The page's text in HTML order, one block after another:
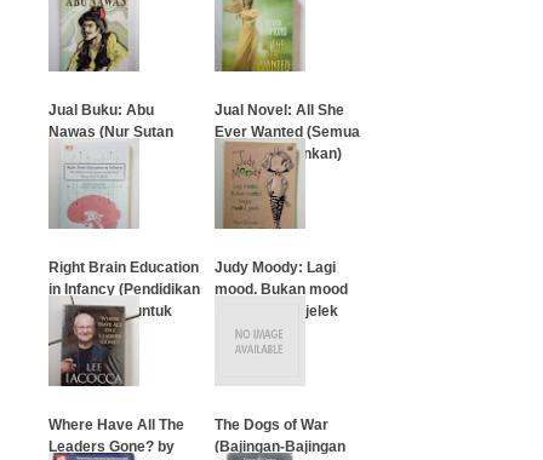
Jual Buku: Abu
Nawas (Nur Sutan
Iskandar)
Jual Novel: All She
Ever Wanted (Semua
Yang Dia Inginkan)
Right Brain Education
in Infancy (Pendidikan
Otak Kanan untuk
Bayi)
…
Judy Moody: Lagi
mood. Bukan mood
bagus. Mood jelek
Where Have All The
Leaders Gone? by
The Dogs of War
(Bajingan-Bajingan